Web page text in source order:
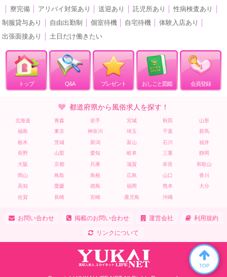
寮完備 アリバイ対策あり 送迎あり 託児所あり 性病検査あり
制服貸与あり
自由出勤制 個室待機 自宅待機 体験入店あり
出張面接あり
土日だけ働きたい
トップ Q&A プレゼント おしごと図鑑 会員登録
都道府県から風俗求人を探す！
北海道 青森 岩手 宮城 秋田
山形
福島
東京 神奈川 埼玉 千葉
群馬
栃木
茨城 新潟 富山 石川
福井
長野
山梨 愛知 岐阜 三重
静岡
大阪
京都 兵庫 滋賀 奈良
和歌山
岡山
鳥取 島根 広島 山口
香川
高知
愛媛 徳島 福岡 熊本
大分
佐賀
長崎 宮崎 鹿児島 沖縄
お問い合わせ 掲載のお問い合わせ 運営会社 利用規約
リンクについて
TOP